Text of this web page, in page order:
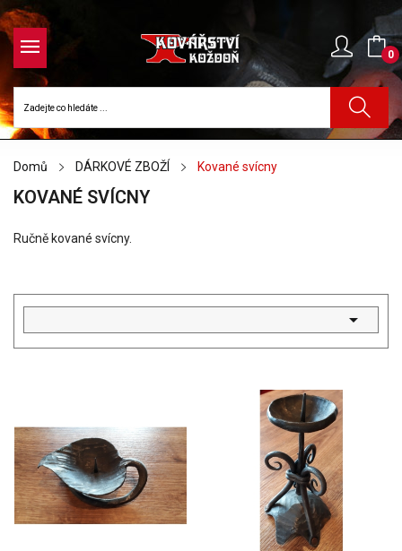
0
Domů DÁRKOVÉ ZBOŽÍ Kované svícny
KOVANÉ SVÍCNY
Ručně kované svícny.
